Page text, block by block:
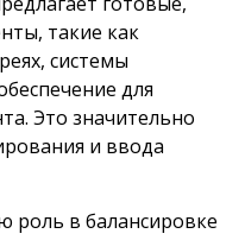
такие как
системы
для
Это значительно
и ввода
роль в балансировке